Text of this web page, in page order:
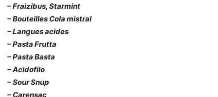
– Fraizibus, Starmint
– Bouteilles Cola mistral
– Langues acides
– Pasta Frutta
– Pasta Basta
– Acidofilo
– Sour Snup
– Carensac